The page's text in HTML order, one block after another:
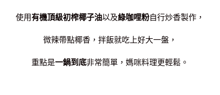
使用有機頂級初榨椰子油以及綠咖哩粉自行炒香製作，
微辣帶點椰香，拌飯就吃上好大一盤，
重點是一鍋到底非常簡單，媽咪料理更輕鬆。